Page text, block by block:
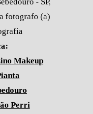
fotografo (a)
Makeup
Perri